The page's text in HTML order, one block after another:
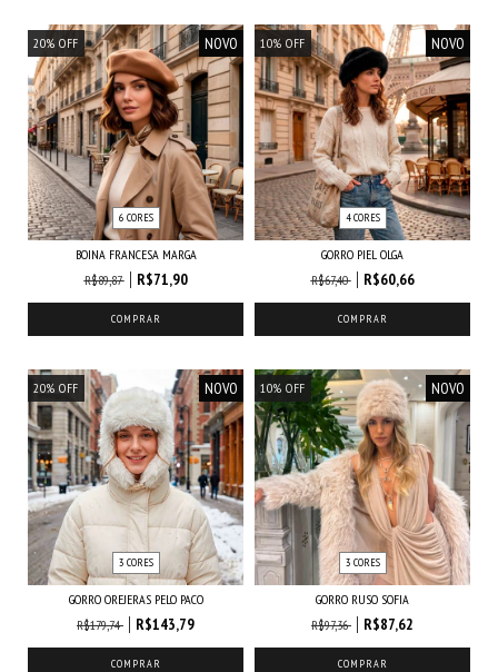
20% OFF NOVO
6 CORES
BOINA FRANCESA MARGA
R$89,87
R$71,90
COMPRAR
10% OFF NOVO
4 CORES
GORRO PIEL OLGA
R$67,40
R$60,66
COMPRAR
20% OFF NOVO
3 CORES
GORRO OREJERAS PELO PACO
R$179,74
R$143,79
COMPRAR
10% OFF NOVO
3 CORES
GORRO RUSO SOFIA
R$97,36
R$87,62
COMPRAR